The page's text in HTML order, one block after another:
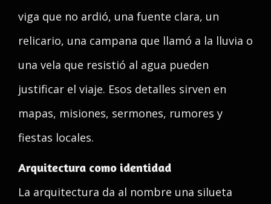
viga que no ardió, una fuente clara, un
relicario, una campana que llamó a la lluvia o
una vela que resistió al agua pueden
justificar el viaje. Esos detalles sirven en
mapas, misiones, sermones, rumores y
fiestas locales.
Arquitectura como identidad
La arquitectura da al nombre una silueta